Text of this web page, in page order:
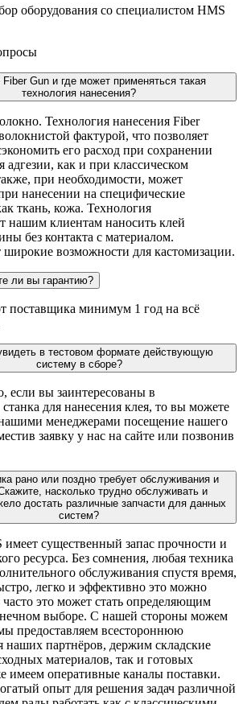
оборудования со специалистом HMS
Fiber Gun и где может применяться такая
технология нанесения?
Технология нанесения Fiber
фактурой, что позволяет
его расход при сохранении
адгезии, как и при классическом
при необходимости, может
нанесении на специфические
ткань, кожа. Технология
нашим клиентам наносить клей
без контакта с материалом.
возможности для кастомизации.
ли вы гарантию?
поставщика минимум 1 год на всё
в тестовом формате действующую
систему в сборе?
если вы заинтересованы в
для нанесения клея, то вы можете
нашими менеджерами посещение нашего
заявку у нас на сайте или позвонив
рано или поздно требует обслуживания и
насколько трудно обслуживать и
достать различные запчасти для данных
систем?
существенный запас прочности и
ресурса. Без сомнения, любая техника
обслуживания спустя время,
легко и эффективно это можно
часто это может стать определяющим
выборе. С нашей стороны можем
предоставляем всестороннюю
наших партнёров, держим складские
материалов, так и готовых
имеем оперативные каналы поставки.
опыт для решения задач различной